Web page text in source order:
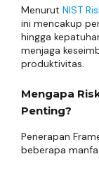
Menurut NIST
ini mencakup
hingga
menjaga
produktivitas.
Mengapa
Penting?
Penerapan
beberapa